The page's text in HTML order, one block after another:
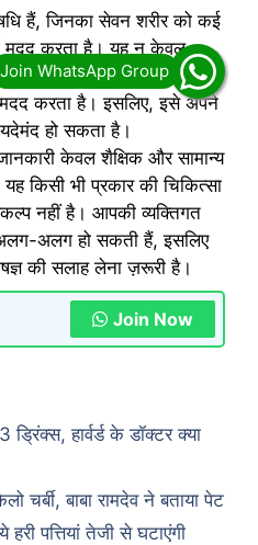
हैं, जिनका सेवन शरीर को कई
में मदद करता है। यह न केवल
स्वस्थ रखता है, बल्कि हृदय,
करता है। इसलिए, इसे अपने
हो सकता है।
केवल शैक्षिक और सामान्य
किसी भी प्रकार की चिकित्सा
नहीं है। आपकी व्यक्तिगत
अलग हो सकती हैं, इसलिए
की सलाह लेना ज़रूरी है।
Join Now
हार्वर्ड के डॉक्टर क्या
चर्बी, बाबा रामदेव ने बताया पेट
पत्तियां तेजी से घटाएंगी